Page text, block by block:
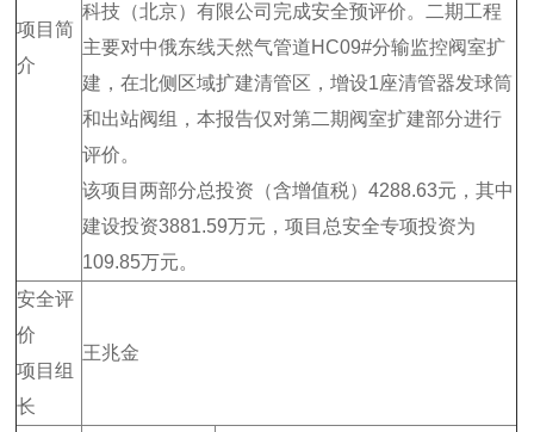
项目简
介
科技（北京）有限公司完成安全预评价。二期工程
主要对中俄东线天然气管道HC09#分输监控阀室扩
建，在北侧区域扩建清管区，增设1座清管器发球筒
和出站阀组，本报告仅对第二期阀室扩建部分进行
评价。
该项目两部分总投资（含增值税）4288.63元，其中
建设投资3881.59万元，项目总安全专项投资为
109.85万元。
安全评
价
项目组
长
王兆金